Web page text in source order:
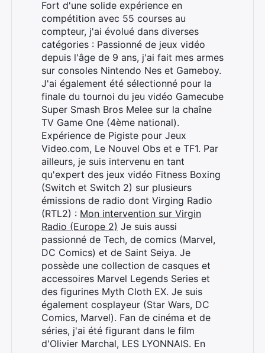
Fort d'une solide expérience en
compétition avec 55 courses au
compteur, j'ai évolué dans diverses
catégories : Passionné de jeux vidéo
depuis l'âge de 9 ans, j'ai fait mes armes
sur consoles Nintendo Nes et Gameboy.
J'ai également été sélectionné pour la
finale du tournoi du jeu vidéo Gamecube
Super Smash Bros Melee sur la chaîne
TV Game One (4ème national).
Expérience de Pigiste pour Jeux
Video.com, Le Nouvel Obs et e TF1. Par
ailleurs, je suis intervenu en tant
qu'expert des jeux vidéo Fitness Boxing
(Switch et Switch 2) sur plusieurs
émissions de radio dont Virging Radio
(RTL2) : Mon intervention sur Virgin
Radio (Europe 2) Je suis aussi
passionné de Tech, de comics (Marvel,
DC Comics) et de Saint Seiya. Je
possède une collection de casques et
accessoires Marvel Legends Series et
des figurines Myth Cloth EX. Je suis
également cosplayeur (Star Wars, DC
Comics, Marvel). Fan de cinéma et de
séries, j'ai été figurant dans le film
d'Olivier Marchal, LES LYONNAIS. En
Rechercher
: